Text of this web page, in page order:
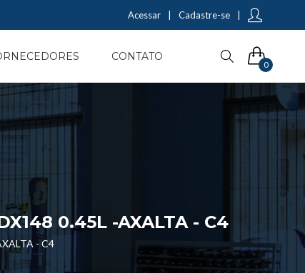
Acessar Cadastre-se
0
CONTATO
0.45L -AXALTA - C4
- C4